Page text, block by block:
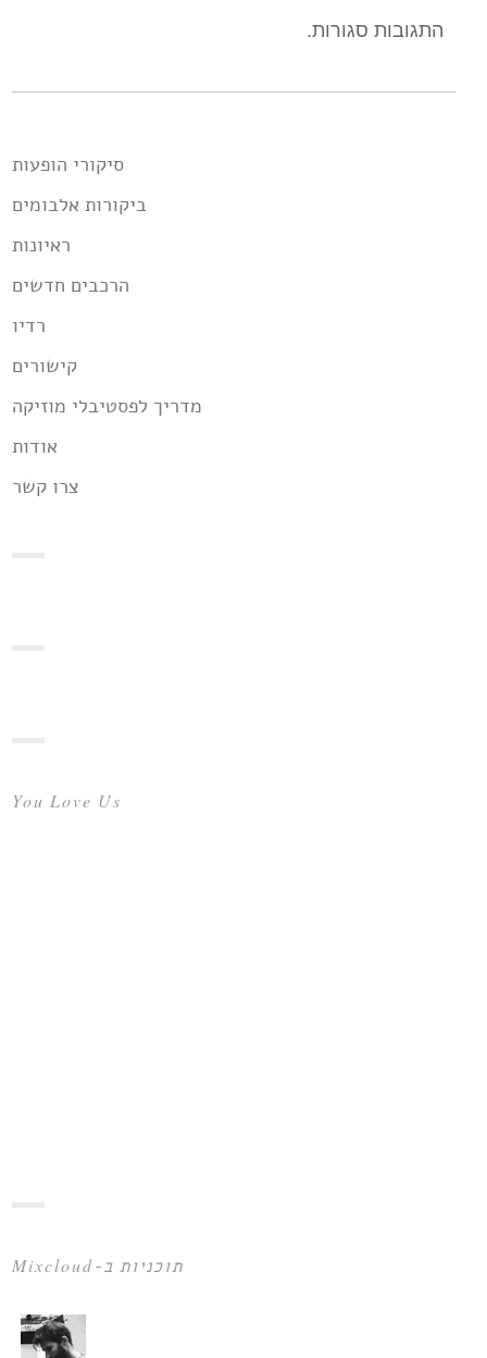
התגובות סגורות.
סיקורי הופעות
ביקורות אלבומים
ראיונות
הרכבים חדשים
רדיו
קישורים
מדריך לפסטיבלי מוזיקה
אודות
צרו קשר
You Love Us
תוכניות ב-Mixcloud